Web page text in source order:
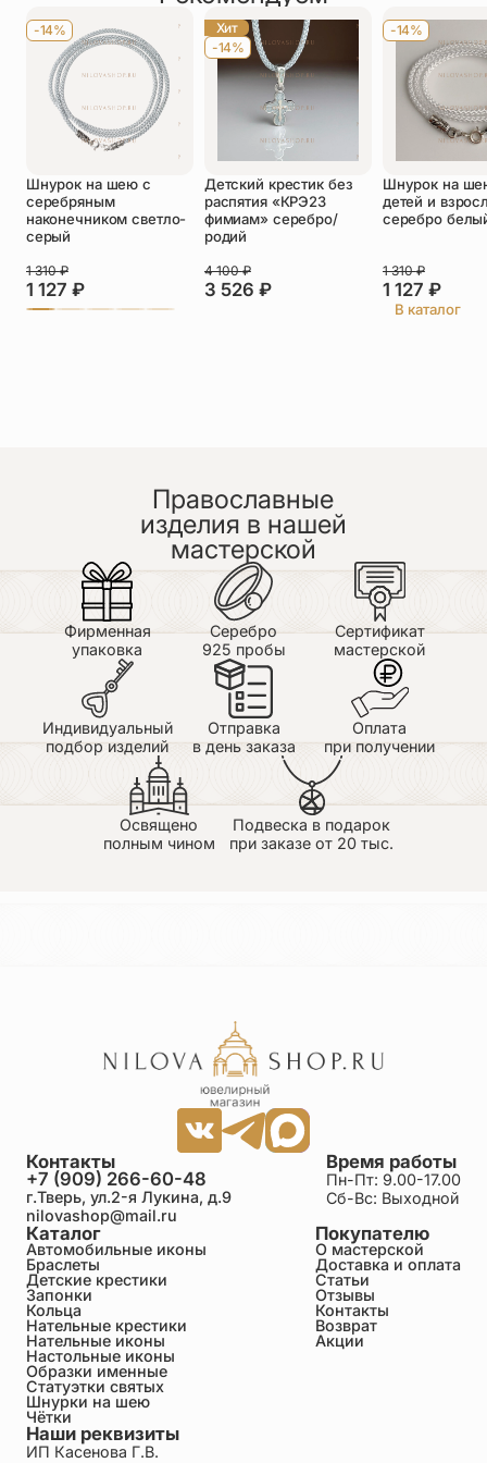
Оставить отзыв
Подтверждаю свое согласие с
политикой конфиденциальностии даю
согласие на обработку персональных
данных
Елена
29.06.2026
Божья Матерь "Неупиваемая чаша" Достоинства:
-14%
Шнурок на шею с
серебряным
наконечником светло-
серый
1 127 ₽
1 310₽
Хит
-14%
Детский крестик без
распятия «КРЭ23
фимиам» серебро/
родий
3 526 ₽
4 100₽
-14%
Шнурок на
детей и
серебро
1 127 ₽
1 310₽
В каталог
Православные
изделия в нашей
мастерской
Фирменная
упаковка
Серебро
925 пробы
Сертификат
мастерской
Индивидуальный
подбор изделий
Отправка
в день заказа
Оплата
при получении
Освящено
полным чином
Подвеска в подарок
при заказе от 20 тыс.
Каталог
Автомобильные иконы
Браслеты
Детские крестики
Запонки
Кольца
Нательные крестики
Нательные иконы
Настольные иконы
Образки именные
Статуэтки святых
Шнурки на шею
Чётки
Покупателю
О мастерской
Доставка и оплата
Статьи
Отзывы
Контакты
Возврат
Акции
Время работы
Пн-Пт: 9.00-17.00
Сб-Вс: Выходной
Контакты
+7 (909) 266-60-48
г.Тверь, ул.2-я Лукина, д.9
nilovashop@mail.ru
Наши реквизиты
ИП Касенова Г.В.